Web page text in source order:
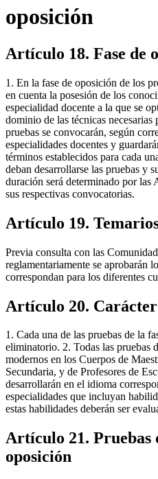
oposición
Artículo 18. Fase de
1. En la fase de oposición de los
en cuenta la posesión de los
especialidad docente a la que se
dominio de las técnicas
pruebas se convocarán, según
especialidades docentes y
términos establecidos para cada
deban desarrollarse las pruebas y
duración será determinado por las
sus respectivas convocatorias.
Artículo 19.
Previa consulta con las
reglamentariamente se aprobarán
correspondan para los diferentes
Artículo 20. Carácter
1. Cada una de las pruebas de la
eliminatorio. 2. Todas las pruebas
modernos en los Cuerpos de
Secundaria, y de Profesores de
desarrollarán en el idioma
especialidades que incluyan
estas habilidades deberán ser
Artículo 21. Pruebas
oposición